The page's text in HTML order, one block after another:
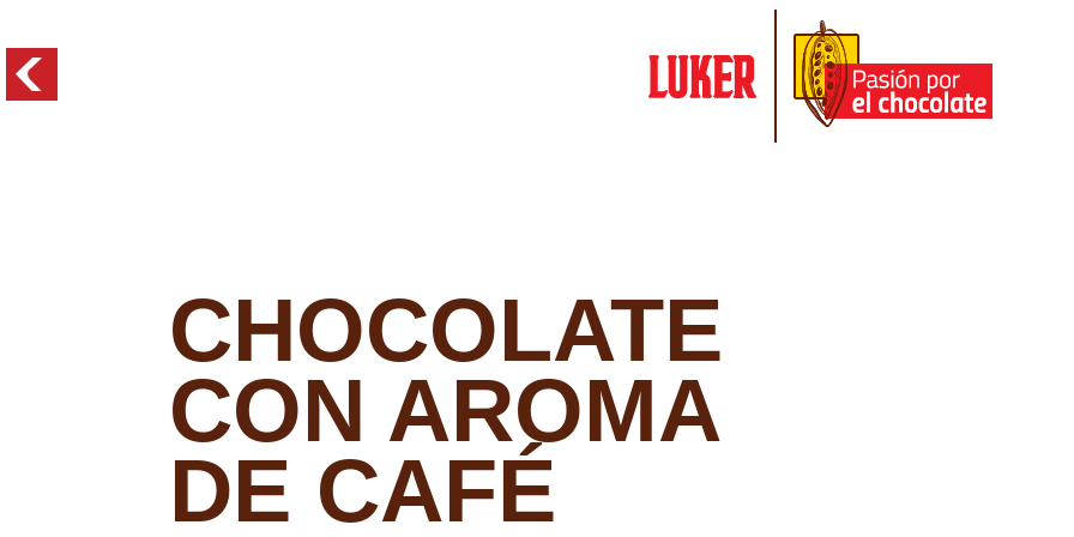
CHOCOLATE
CON AROMA
DE CAFÉ